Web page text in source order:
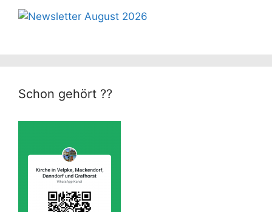
Schon gehört ??